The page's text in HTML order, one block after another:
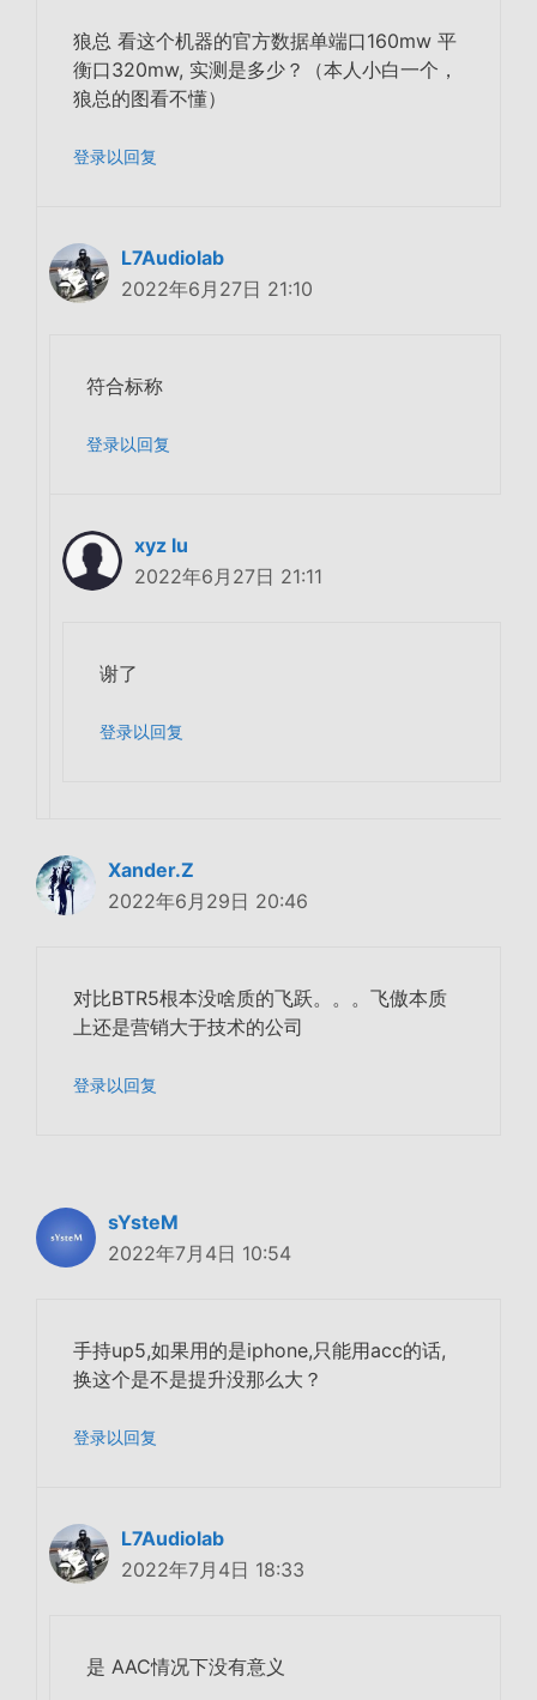
狼总 看这个机器的官方数据单端口160mw 平
衡口320mw, 实测是多少？（本人小白一个，
狼总的图看不懂）
登录以回复
L7Audiolab
2022年6月27日 21:10
符合标称
登录以回复
xyz lu
2022年6月27日 21:11
谢了
登录以回复
Xander.Z
2022年6月29日 20:46
对比BTR5根本没啥质的飞跃。。。飞傲本质
上还是营销大于技术的公司
登录以回复
sYsteM
2022年7月4日 10:54
手持up5,如果用的是iphone,只能用acc的话,
换这个是不是提升没那么大？
登录以回复
L7Audiolab
2022年7月4日 18:33
是 AAC情况下没有意义